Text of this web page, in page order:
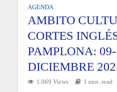
AGENDA
AMBITO
CORTES
PAMPLONA:
DICIEMBRE
1.069 Views 1 min. read